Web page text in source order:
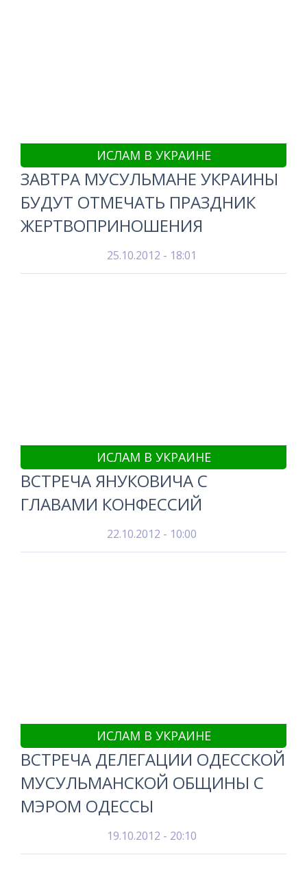
ИСЛАМ В УКРАИНЕ
ЗАВТРА МУСУЛЬМАНЕ УКРАИНЫ
БУДУТ ОТМЕЧАТЬ ПРАЗДНИК
ЖЕРТВОПРИНОШЕНИЯ
25.10.2012 - 18:01
ИСЛАМ В УКРАИНЕ
ВСТРЕЧА ЯНУКОВИЧА С
ГЛАВАМИ КОНФЕССИЙ
22.10.2012 - 10:00
ИСЛАМ В УКРАИНЕ
ВСТРЕЧА ДЕЛЕГАЦИИ ОДЕССКОЙ
МУСУЛЬМАНСКОЙ ОБЩИНЫ С
МЭРОМ ОДЕССЫ
19.10.2012 - 20:10